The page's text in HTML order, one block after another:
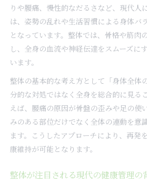
整体健康法で自然治癒力を
日常で活かせる整体のセル
整体健康法がもたらす免疫
野口整体や二宮整体の特徴を探る
野口整体と二宮整体の基本理
整体健康法における野口整
二宮整体アカデミーの独自
野口整体が心身バランスに与
慢性症状改善に役立つ整体健康法
りや腰痛、慢性的なだるさなど、現代人
は、姿勢の乱れや生活習慣による身体バ
となっています。整体では、骨格や筋肉
し、全身の血流や神経伝達をスムーズに
います。
整体の基本的な考え方として「身体全体
分的な対処ではなく全身を総合的に見る
えば、腰痛の原因が骨盤の歪みや足の使
みのある部位だけでなく全体の連動を意
ます。こうしたアプローチにより、再発
康維持が可能となります。
整体が注目される現代の健康管理の